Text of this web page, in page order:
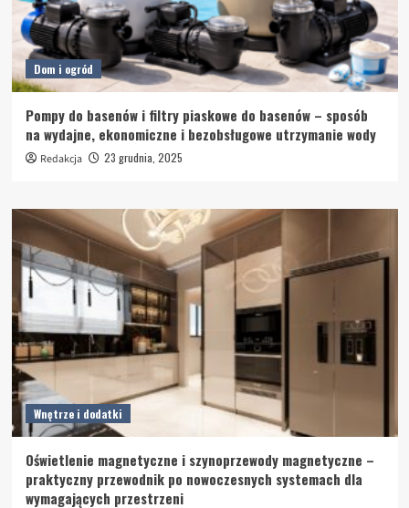
Dom i ogród
Pompy do basenów i filtry piaskowe do basenów – sposób
na wydajne, ekonomiczne i bezobsługowe utrzymanie wody
Redakcja 23 grudnia, 2025
Wnętrze i dodatki
Oświetlenie magnetyczne i szynoprzewody magnetyczne –
praktyczny przewodnik po nowoczesnych systemach dla
wymagających przestrzeni